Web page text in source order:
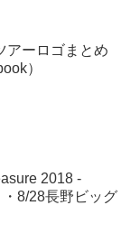
アーロゴまとめ
）
2018 -
8/28長野ビッグ